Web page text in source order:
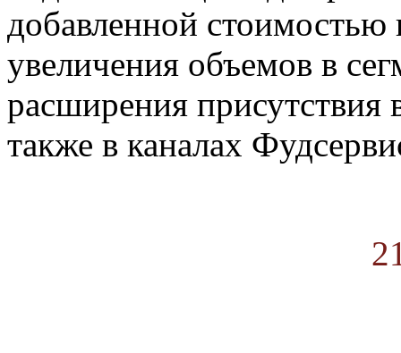
добавленной
увеличения объемов в
расширения
также в каналах